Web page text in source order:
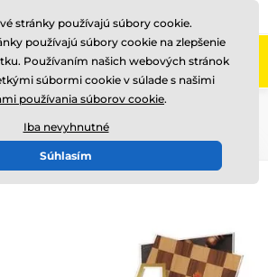
+421220255160
stránky používajú súbory cookie.
používajú súbory cookie na zlepšenie
Používaním našich webových stránok
súbormi cookie v súlade s našimi
používania súborov cookie.
Iba nevyhnutné
Súhlasím